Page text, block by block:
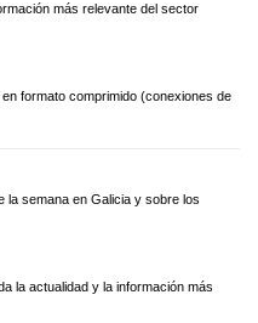
más relevante del sector
formato comprimido (conexiones de
la semana en Galicia y sobre los
la actualidad y la información más